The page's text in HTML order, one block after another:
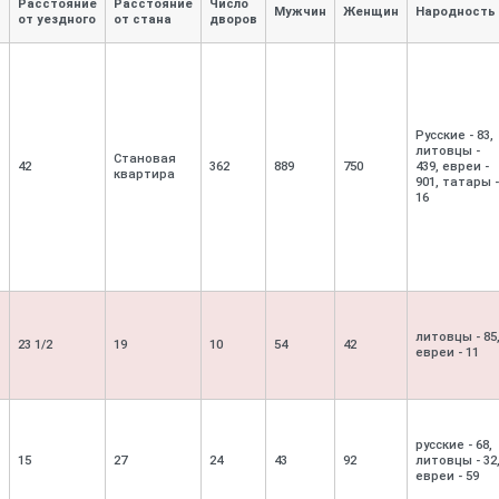
Расстояние
от уездного
Расстояние
от стана
Число
дворов
Мужчин Женщин Народность
42
Становая
квартира
362 889 750
Русские - 83,
литовцы -
439, евреи -
901, татары -
16
23 1/2 19 10 54 42
литовцы - 85,
евреи - 11
15 27 24 43 92
русские - 68,
литовцы - 32,
евреи - 59